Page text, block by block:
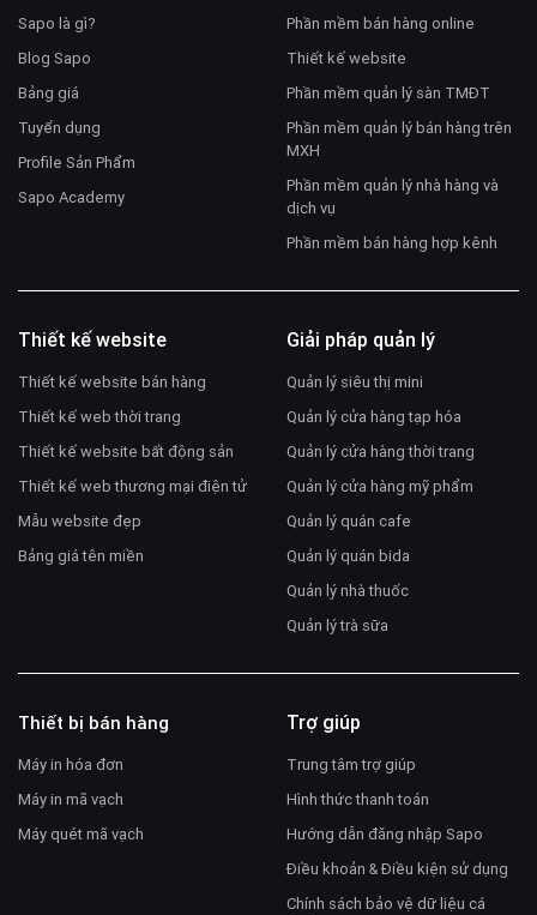
Sapo là gì?
Blog Sapo
Bảng giá
Tuyển dụng
Profile Sản Phẩm
Sapo Academy
Phần mềm bán hàng online
Thiết kế website
Phần mềm quản lý sàn TMĐT
Phần mềm quản lý bán hàng trên
MXH
Phần mềm quản lý nhà hàng và
dịch vụ
Phần mềm bán hàng hợp kênh
Thiết kế website
Thiết kế website bán hàng
Thiết kế web thời trang
Thiết kế website bất động sản
Thiết kế web thương mại điện tử
Mẫu website đẹp
Bảng giá tên miền
Giải pháp quản lý
Quản lý siêu thị mini
Quản lý cửa hàng tạp hóa
Quản lý cửa hàng thời trang
Quản lý cửa hàng mỹ phẩm
Quản lý quán cafe
Quản lý quán bida
Quản lý nhà thuốc
Quản lý trà sữa
Thiết bị bán hàng
Máy in hóa đơn
Máy in mã vạch
Máy quét mã vạch
Trợ giúp
Trung tâm trợ giúp
Hình thức thanh toán
Hướng dẫn đăng nhập Sapo
Điều khoản & Điều kiện sử dụng
Chính sách bảo vệ dữ liệu cá